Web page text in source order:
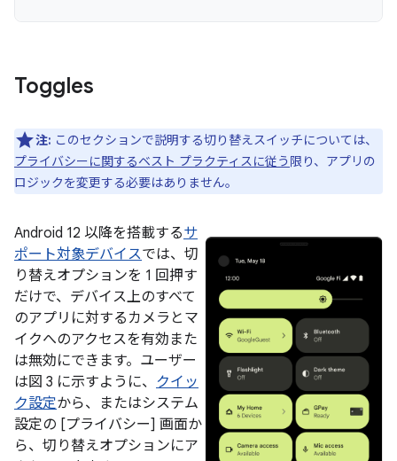
Toggles
注: このセクションで説明する切り替えスイッチについては、
プライバシーに関するベスト プラクティスに従う 限り、アプリの
ロジックを変更する必要はありません。
Android 12 以降を搭載するサ
ポート対象デバイスでは、切
り替えオプションを 1 回押す
だけで、デバイス上のすべて
のアプリに対するカメラとマ
イクへのアクセスを有効また
は無効にできます。ユーザー
は図 3 に示すように、 クイッ
ク設定から、またはシステム
設定の [プライバシー] 画面か
ら、切り替えオプションにア